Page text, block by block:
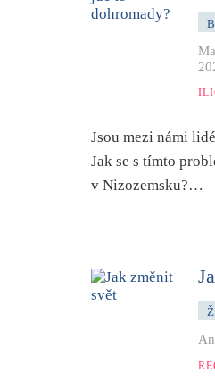
Jsou mezi námi
Jak se s tímto
v Nizozemsku?…